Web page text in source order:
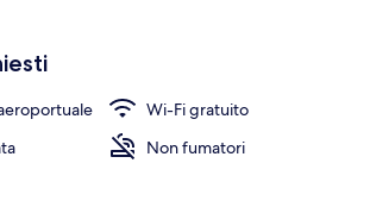
Wi-Fi gratuito
Non fumatori